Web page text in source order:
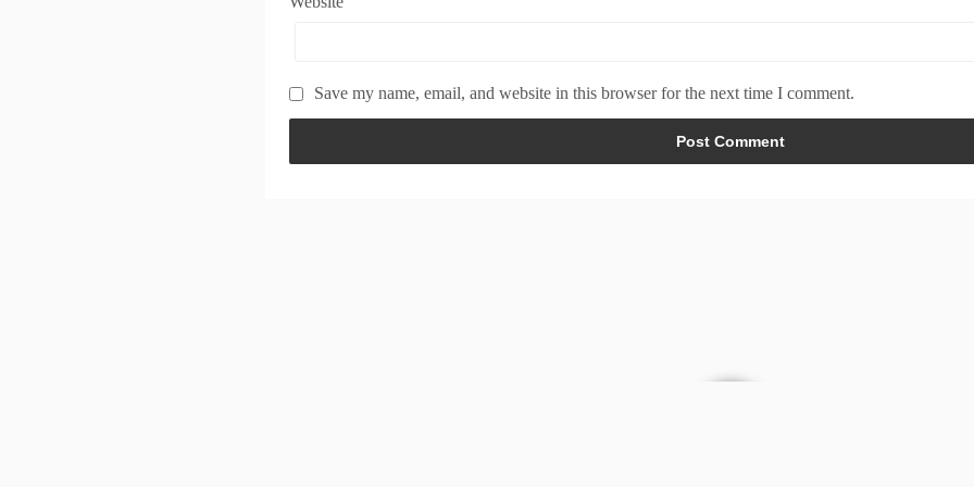
Save my name, email, and website in this browser for the next time I comment.